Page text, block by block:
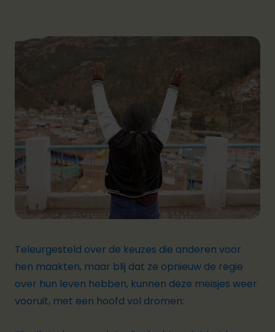
Teleurgesteld over de keuzes die anderen voor
hen maakten, maar blij dat ze opnieuw de regie
over hun leven hebben, kunnen deze meisjes weer
vooruit, met een hoofd vol dromen: